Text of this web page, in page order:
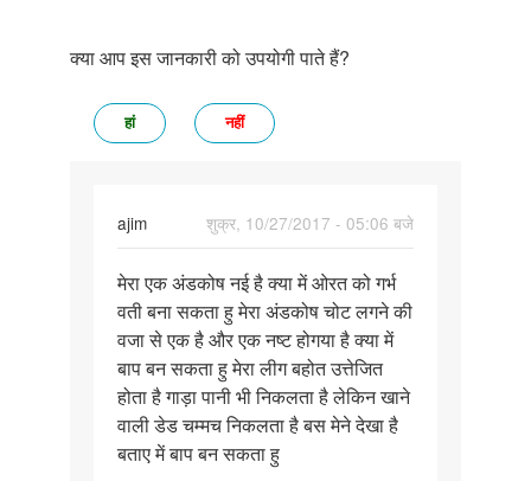
क्या आप इस जानकारी को उपयोगी पाते हैं?
हां नहीं
ajim
शुक्र, 10/27/2017 - 05:06 बजे
मेरा
एक
अंडकोष
नई
है
क्या…
मेरा एक अंडकोष नई है क्या में ओरत को गर्भ
वती बना सकता हु मेरा अंडकोष चोट लगने की
वजा से एक है और एक नष्ट होगया है क्या में
बाप बन सकता हु मेरा लीग बहोत उत्तेजित
होता है गाड़ा पानी भी निकलता है लेकिन खाने
वाली डेड चम्मच निकलता है बस मेने देखा है
बताए में बाप बन सकता हु